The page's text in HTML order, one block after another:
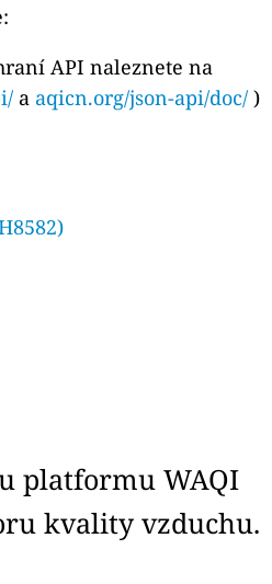
API naleznete na
a aqicn.org/json-api/doc/ )
platformu WAQI
kvality vzduchu.